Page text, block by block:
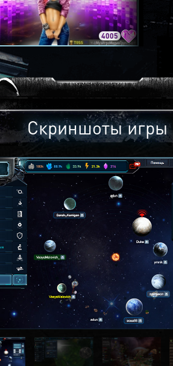
4005
Скриншоты игры